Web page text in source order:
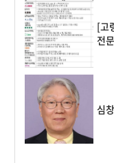
[고
전
심